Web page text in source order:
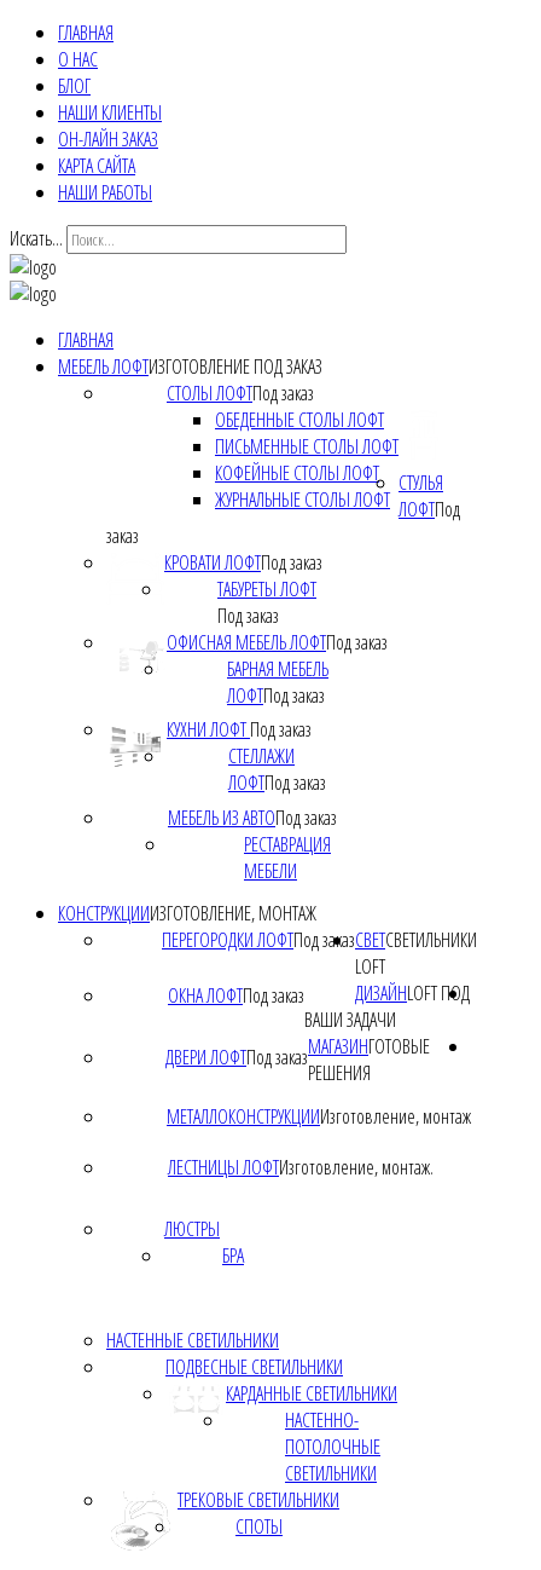
ГЛАВНАЯ
О НАС
БЛОГ
НАШИ КЛИЕНТЫ
ОН-ЛАЙН ЗАКАЗ
КАРТА САЙТА
НАШИ РАБОТЫ
Искать...
ГЛАВНАЯ
МЕБЕЛЬ ЛОФТИЗГОТОВЛЕНИЕ ПОД ЗАКАЗ
СТОЛЫ ЛОФТПод заказ
ОБЕДЕННЫЕ СТОЛЫ ЛОФТ
ПИСЬМЕННЫЕ СТОЛЫ ЛОФТ
КОФЕЙНЫЕ СТОЛЫ ЛОФТ
ЖУРНАЛЬНЫЕ СТОЛЫ ЛОФТ
СТУЛЬЯ
ЛОФТПод
заказ
КРОВАТИ ЛОФТПод заказ
ТАБУРЕТЫ ЛОФТ
Под заказ
ОФИСНАЯ МЕБЕЛЬ ЛОФТПод заказ
БАРНАЯ МЕБЕЛЬ
ЛОФТПод заказ
КУХНИ ЛОФТПод заказ
СТЕЛЛАЖИ
ЛОФТПод заказ
МЕБЕЛЬ ИЗ АВТОПод заказ
РЕСТАВРАЦИЯ
МЕБЕЛИ
КОНСТРУКЦИИИЗГОТОВЛЕНИЕ, МОНТАЖ
ПЕРЕГОРОДКИ ЛОФТПод заказ
ОКНА ЛОФТПод заказ
ДВЕРИ ЛОФТПод заказ
МЕТАЛЛОКОНСТРУКЦИИИзготовление, монтаж
ЛЕСТНИЦЫ ЛОФТИзготовление, монтаж.
СВЕТСВЕТИЛЬНИКИ
LOFT
ЛЮСТРЫ
БРА
НАСТЕННЫЕ СВЕТИЛЬНИКИ
ПОДВЕСНЫЕ СВЕТИЛЬНИКИ
КАРДАННЫЕ СВЕТИЛЬНИКИ
НАСТЕННО-
ПОТОЛОЧНЫЕ
СВЕТИЛЬНИКИ
ТРЕКОВЫЕ СВЕТИЛЬНИКИ
СПОТЫ
ДИЗАЙНLOFT ПОД
ВАШИ ЗАДАЧИ
МАГАЗИНГОТОВЫЕ
РЕШЕНИЯ